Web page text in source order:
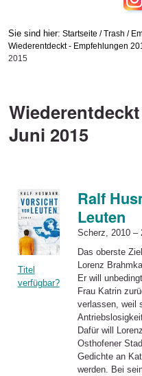
Sie sind hier: Startseite /Trash /
Wiederentdeckt - Empfehlungen
2015
Juni 2015
Titel
verfügbar?
Ralf
Leuten
Scherz, 2010 –
Das oberste
Lorenz
Er will
Frau Katrin
verlassen, weil
Dafür will
Osthofener
Gedichte an
werden. Bei